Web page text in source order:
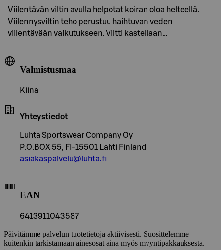
Viilentävän viltin avulla helpotat koiran oloa helteellä.
Viilennysviltin teho perustuu haihtuvan veden
viilentävään vaikutukseen. Viltti kastellaan…
Valmistusmaa
Kiina
Yhteystiedot
Luhta Sportswear Company Oy
P.O.BOX 55, FI-15501 Lahti Finland
asiakaspalvelu@luhta.fi
EAN
6413911043587
Päivitämme palvelun tuotetietoja aktiivisesti. Suosittelemme
kuitenkin tarkistamaan ainesosat aina myös myyntipakkauksesta.